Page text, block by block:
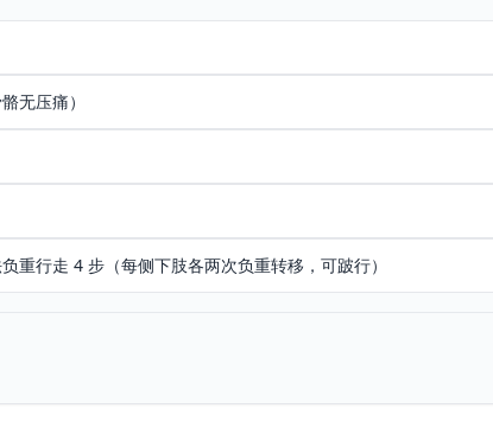
无压痛）
重行走 4 步（每侧下肢各两次负重转移，可跛行）